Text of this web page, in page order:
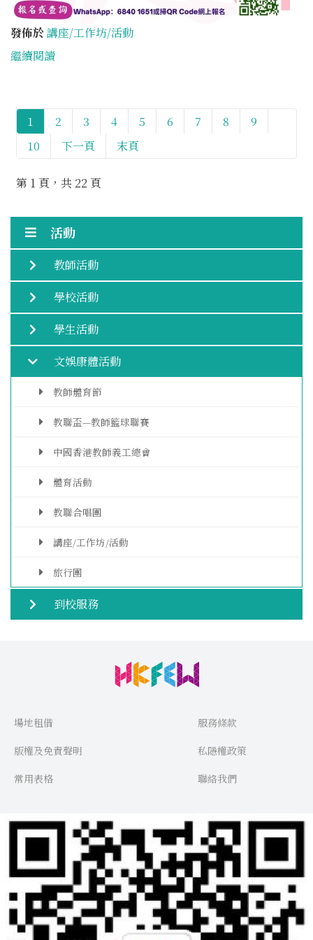
活動
教師活動
學校活動
學生活動
文娛康體活動
教師體育節
教聯盃—教師籃球聯賽
中國香港教師義工總會
體育活動
教聯合唱團
講座/工作坊/活動
旅行團
到校服務
發佈於講座/工作坊/活動
繼續閱讀
1 2 3 4 5 6 7 8
9
10
下一頁 末頁
第 1 頁，共 22 頁
場地租借
服務條款
版權及免責聲明
私隱權政策
常用表格
聯絡我們